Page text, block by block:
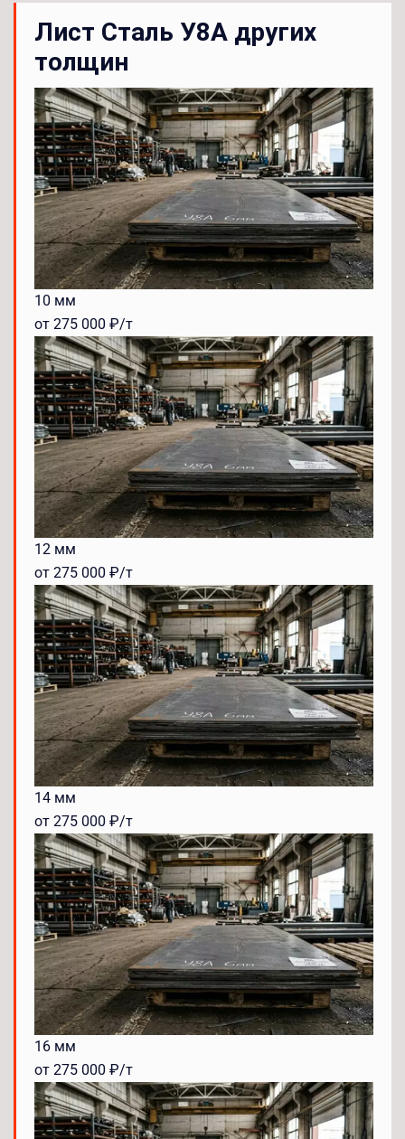
Лист Сталь У8А других
толщин
10 мм
от 275 000 ₽/т
12 мм
от 275 000 ₽/т
14 мм
от 275 000 ₽/т
16 мм
от 275 000 ₽/т